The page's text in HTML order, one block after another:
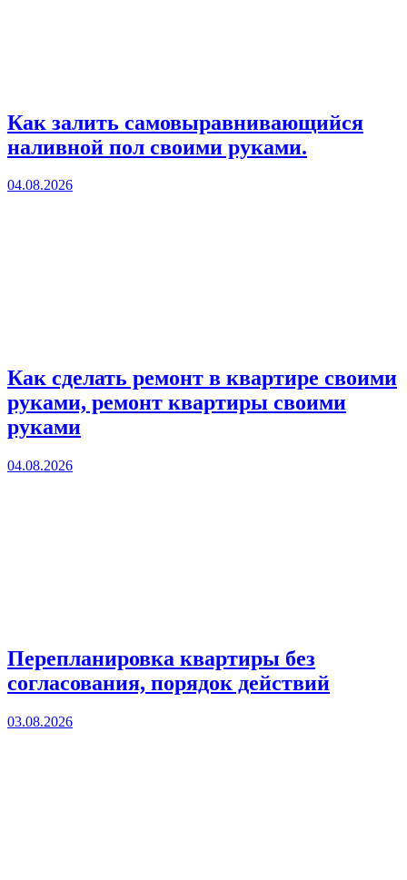
Как залить самовыравнивающийся
наливной пол своими руками.
04.08.2026
Как сделать ремонт в квартире своими
руками, ремонт квартиры своими
руками
04.08.2026
Перепланировка квартиры без
согласования, порядок действий
03.08.2026